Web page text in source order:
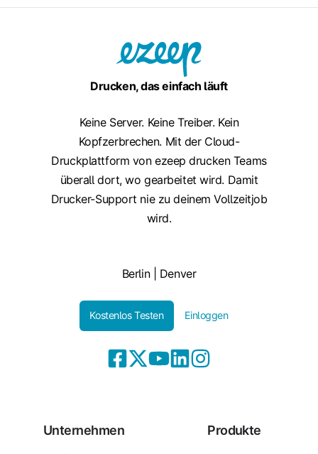
Drucken, das einfach läuft
Keine Server. Keine Treiber. Kein
Kopfzerbrechen. Mit der Cloud-
Druckplattform von ezeep drucken Teams
überall dort, wo gearbeitet wird. Damit
Drucker-Support nie zu deinem Vollzeitjob
wird.
Berlin | Denver
Kostenlos Testen Einloggen
Unternehmen Produkte